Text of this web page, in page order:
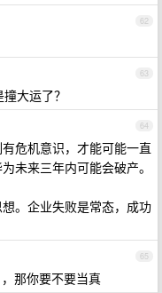
62
63
大运了？
64
危机意识，才能可能一直
未来三年内可能会破产。
。企业失败是常态，成功
65
那你要不要当真